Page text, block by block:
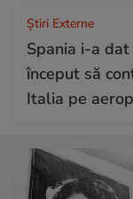
Știri Externe
Spania i-a
început să
Italia pe